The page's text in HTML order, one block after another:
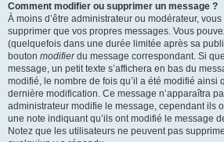
Comment modifier ou supprimer un message ?
À moins d’être administrateur ou modérateur,
supprimer que vos propres messages. Vous
(quelquefois dans une durée limitée après sa
bouton modifierdu message correspondant. Si
message, un petit texte s’affichera en bas du
modifié, le nombre de fois qu’il a été modifié ainsi
dernière modification. Ce message n’apparaîtra
administrateur modifie le message, cependant ils
une note indiquant qu’ils ont modifié le message
Notez que les utilisateurs ne peuvent pas